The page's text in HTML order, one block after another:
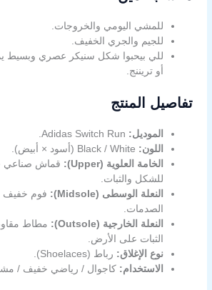
للمشي اليومي والخروجات.
للجيم والجري الخفيف.
للي بيحبوا شكل سنيكر عصري وبسيط
أو تريننج.
تفاصيل المنتج
الموديل:
اللون:
الخامة العلوية (Upper):
قماش صناعي
للشكل والثبات.
النعلة الوسطى (Midsole):
فوم
الصدمات.
النعلة الخارجية (Outsole):
مطاط
الثبات على الأرض.
نوع الإغلاق: رباط (Shoelaces).
الاستخدام: كاجوال / رياضي خفيف /